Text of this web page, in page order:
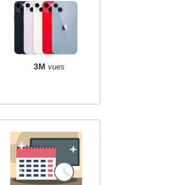
3M vues